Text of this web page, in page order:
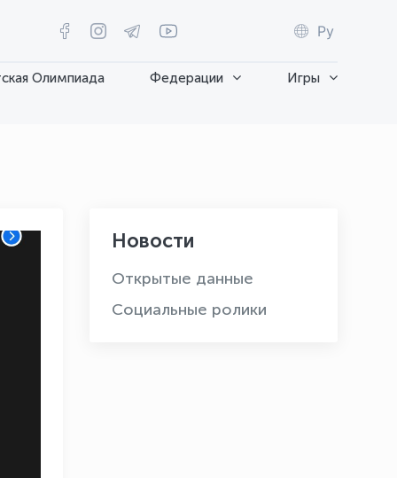
Ру
Олимпиада Федерации Игры
Новости
Открытые данные
Социальные ролики